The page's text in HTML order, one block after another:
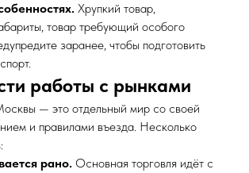
Хрупкий товар,
товар требующий особого
заранее, чтобы подготовить
работы с рынками
— это отдельный мир со своей
и правилами въезда. Несколько
рано. Основная торговля идёт с